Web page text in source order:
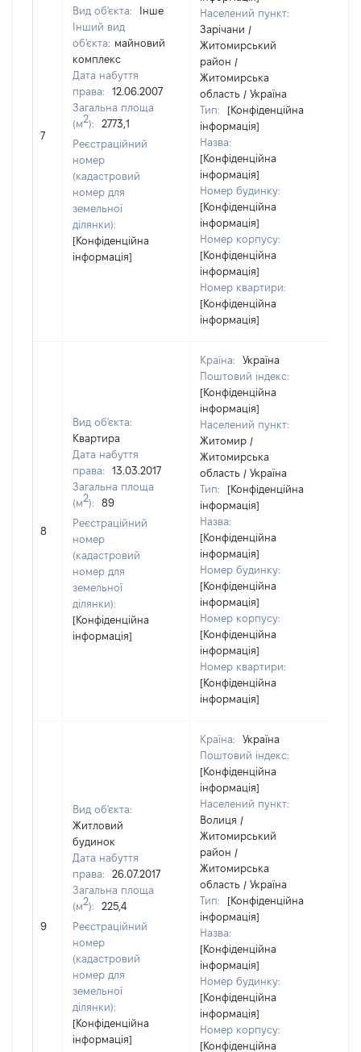
7
Вид об'єкта:
Інше
Інший вид
об'єкта: майновий
комплекс
Дата набуття
права:
12.06.2007
Загальна площа
(м2):
2773,1
Реєстраційний
номер
(кадастровий
номер для
земельної
ділянки):
[Конфіденційна
інформація]
Населений пункт:
Зарічани /
Житомирський
район /
Житомирська
область / Україна
Тип:
[Конфіденційна
інформація]
Назва:
[Конфіденційна
інформація]
Номер будинку:
[Конфіденційна
інформація]
Номер корпусу:
[Конфіденційна
інформація]
Номер квартири:
[Конфіденційна
інформація]
8
Вид об'єкта:
Квартира
Дата набуття
права:
13.03.2017
Загальна площа
(м2):
89
Реєстраційний
номер
(кадастровий
номер для
земельної
ділянки):
[Конфіденційна
інформація]
Країна:
Україна
Поштовий індекс:
[Конфіденційна
інформація]
Населений пункт:
Житомир /
Житомирська
область / Україна
Тип:
[Конфіденційна
інформація]
Назва:
[Конфіденційна
інформація]
Номер будинку:
[Конфіденційна
інформація]
Номер корпусу:
[Конфіденційна
інформація]
Номер квартири:
[Конфіденційна
інформація]
9
Вид об'єкта:
Житловий
будинок
Дата набуття
права:
26.07.2017
Загальна площа
(м2):
225,4
Реєстраційний
номер
(кадастровий
номер для
земельної
ділянки):
[Конфіденційна
інформація]
Країна:
Україна
Поштовий індекс:
[Конфіденційна
інформація]
Населений пункт:
Волиця /
Житомирський
район /
Житомирська
область / Україна
Тип:
[Конфіденційна
інформація]
Назва:
[Конфіденційна
інформація]
Номер будинку:
[Конфіденційна
інформація]
Номер корпусу:
[Конфіденційна